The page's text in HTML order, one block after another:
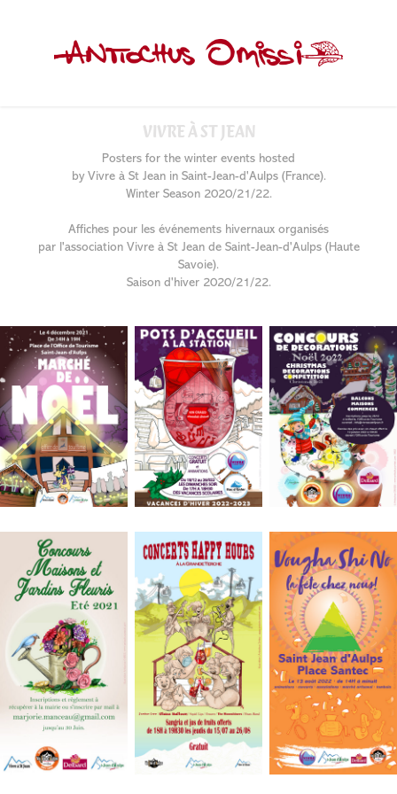
VIVRE À ST JEAN
Posters for the winter events hosted
by Vivre à St Jean in Saint-Jean-d'Aulps (France).
Winter Season 2020/21/22.
Affiches pour les événements hivernaux organisés
par l'association Vivre à St Jean de Saint-Jean-d'Aulps (Haute
Savoie).
Saison d'hiver 2020/21/22.